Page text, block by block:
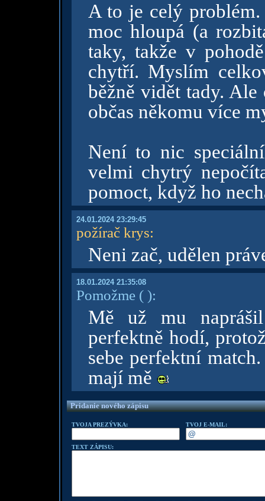
A to je celý
moc hloupá (a
taky, takže v
chytří. Myslím
běžně vidět tady.
občas někomu více
Není to nic
velmi chytrý
pomoct, když ho
24.01.2024 23:29:45
požírač krys:
Neni zač, udělen
18.01.2024 21:35:08
Pomožme( ):
Mě už mu
perfektně hodí,
sebe perfektní
mají mě
Pridanie nového zápisu
TVOJA PREZÝVKA: TVOJ E-MAIL:
TEXT ZÁPISU: